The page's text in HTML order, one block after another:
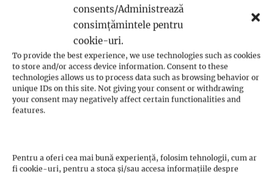
consents/Administrează
consimțămintele pentru
cookie-uri.
To provide the best experience, we use technologies such as cookies
to store and/or access device information. Consent to these
technologies allows us to process data such as browsing behavior or
unique IDs on this site. Not giving your consent or withdrawing
your consent may negatively affect certain functionalities and
features.
Pentru a oferi cea mai bună experiență, folosim tehnologii, cum ar
fi cookie-uri, pentru a stoca și/sau accesa informațiile despre
Calvinism(2)
Evanghelicalism(1)
Filme creștine(7)
Iglesia ni Cristo(1)
Iisus Cristos(2)
Istorie(1)
Jan Hus
Martin Luther(36)